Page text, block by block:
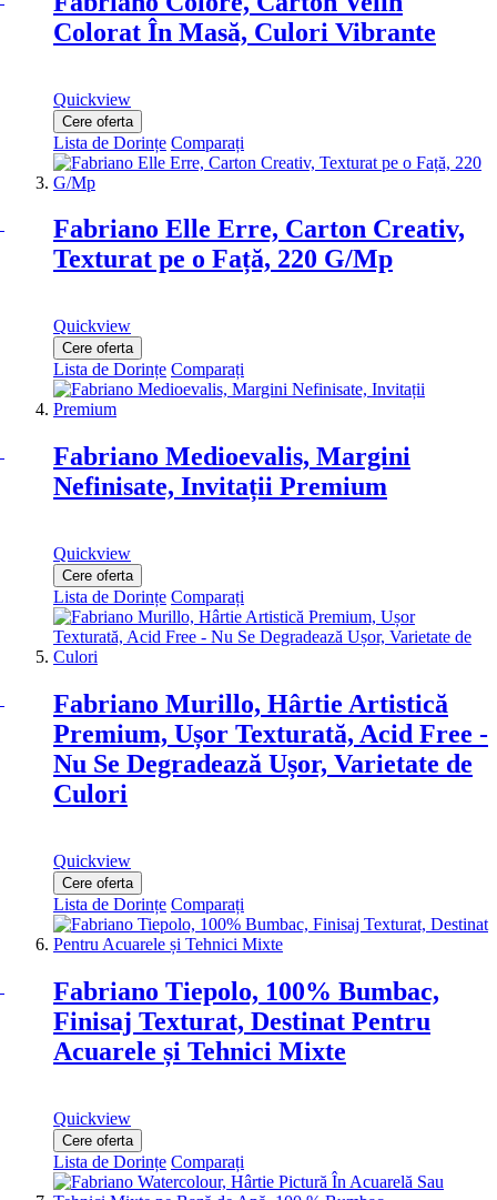
Colorat În Masă, Culori Vibrante
Quickview
Cere oferta
Lista de Dorințe Comparați
Fabriano Elle Erre, Carton Creativ,
Texturat pe o Față, 220 G/Mp
Quickview
Cere oferta
Lista de Dorințe Comparați
Fabriano Medioevalis, Margini
Nefinisate, Invitații Premium
Quickview
Cere oferta
Lista de Dorințe Comparați
Fabriano Murillo, Hârtie Artistică
Premium, Ușor Texturată, Acid Free -
Nu Se Degradează Ușor, Varietate de
Culori
Quickview
Cere oferta
Lista de Dorințe Comparați
Fabriano Tiepolo, 100% Bumbac,
Finisaj Texturat, Destinat Pentru
Acuarele și Tehnici Mixte
Quickview
Cere oferta
Lista de Dorințe Comparați